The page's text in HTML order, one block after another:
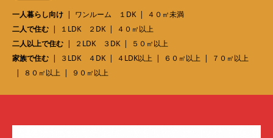
一人暮らし向け
ワンルーム １DK
４０㎡未満
二人で住む
１LDK ２DK
４０㎡以上
二人以上で住む
２LDK ３DK
５０㎡以上
家族で住む
３LDK ４DK ４LDK以上 ６０㎡以上
７０㎡以上
８０㎡以上
９０㎡以上